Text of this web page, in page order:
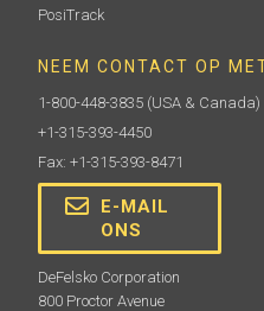
PosiTrack
NEEM CONTACT OP
1-800-448-3835 (USA & Canada)
+1-315-393-4450
Fax: +1-315-393-8471
E-MAIL
ONS
DeFelsko Corporation
800 Proctor Avenue